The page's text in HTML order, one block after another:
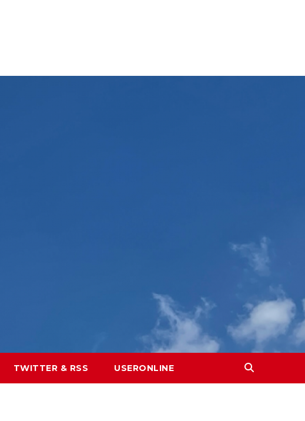
TWITTER & RSS USERONLINE